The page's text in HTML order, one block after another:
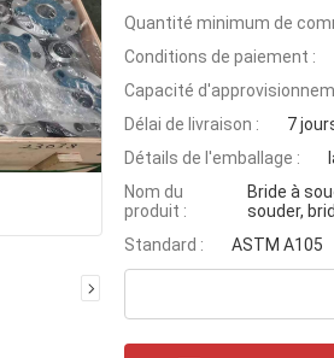
Quantité minimum de
Conditions de paiement :
Capacité
Délai de livraison :
7
Détails de l'emballage :
Nom du
produit :
Bride à
souder,
Standard :
ASTM A105